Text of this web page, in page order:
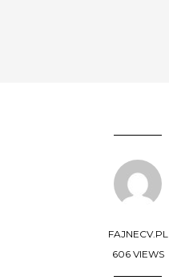
FAJNECV.PL
606 VIEWS